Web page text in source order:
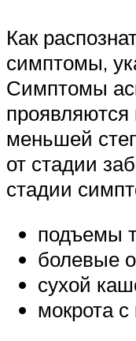
Как
симптомы,
Симптомы
меньшей
от стадии
стадии
подъемы
болевые
сухой
мокрота